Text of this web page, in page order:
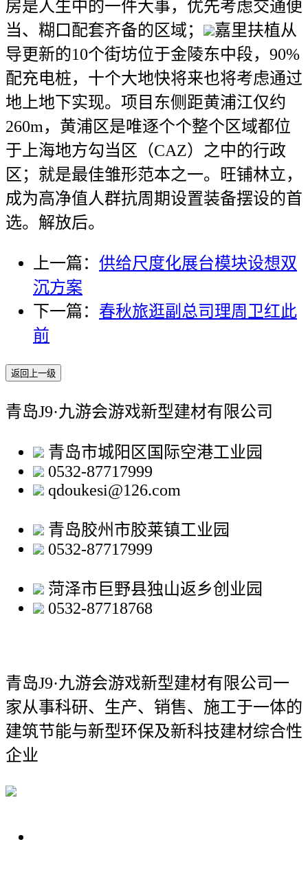
房是人生中的一件大事，优先考虑交通便
当、糊口配套齐备的区域；
嘉里扶植从
导更新的10个街坊位于金陵东中段，90%
配充电桩，十个大地快将来也将考虑通过
地上地下实现。项目东侧距黄浦江仅约
260m，黄浦区是唯逐个个整个区域都位
于上海地方勾当区（CAZ）之中的行政
区；就是最佳雏形范本之一。旺铺林立，
成为高净值人群抗周期设置装备摆设的首
选。解放后。
上一篇： 供给尺度化展台模块设想双
沉方案
下一篇： 春秋旅逛副总司理周卫红此
前
返回上一级
青岛J9·九游会游戏新型建材有限公司
青岛市城阳区国际空港工业园
0532-87717999
qdoukesi@126.com
青岛胶州市胶莱镇工业园
0532-87717999
菏泽市巨野县独山返乡创业园
0532-87718768
青岛J9·九游会游戏新型建材有限公司一
家从事科研、生产、销售、施工于一体的
建筑节能与新型环保及新科技建材综合性
企业